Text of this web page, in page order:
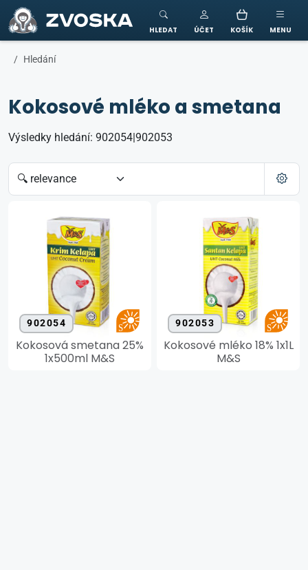
ZVOSKA
HLEDAT ÚČET KOŠÍK MENU
Hledání
Kokosové mléko a smetana
Výsledky hledání: 902054|902053
902054
Kokosová smetana 25%
1x500ml M&S
902053
Kokosové mléko 18% 1x1L
M&S